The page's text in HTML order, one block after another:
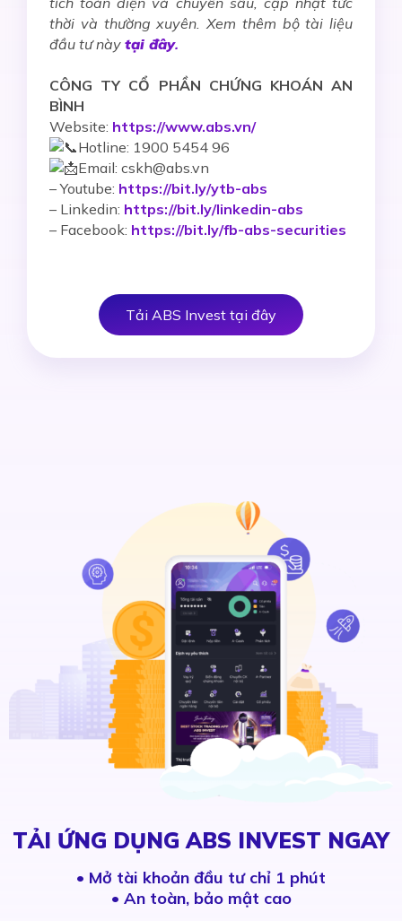
thời và thường xuyên. Xem thêm bộ tài liệu
đầu tư này tại đây.
CÔNG TY CỔ PHẦN CHỨNG KHOÁN AN
BÌNH
Website: https://www.abs.vn/
Hotline: 1900 5454 96
Email: cskh@abs.vn
–Youtube: https://bit.ly/ytb-abs
– Linkedin: https://bit.ly/linkedin-abs
– Facebook: https://bit.ly/fb-abs-securities
Tải ABS Invest tại đây
TẢI ỨNG DỤNG ABS INVEST NGAY
• Mở tài khoản đầu tư chỉ 1 phút
• An toàn, bảo mật cao